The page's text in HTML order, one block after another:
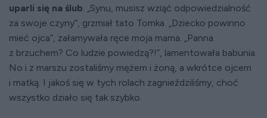
uparli się na ślub. „Synu, musisz wziąć odpowiedzialność
za swoje czyny”, grzmiał tato Tomka. „Dziecko powinno
mieć ojca”, załamywała ręce moja mama. „Panna
z brzuchem? Co ludzie powiedzą?!”, lamentowała babunia.
No i z marszu zostaliśmy mężem i żoną, a wkrótce ojcem
i matką. I jakoś się w tych rolach zagnieździliśmy, choć
wszystko działo się tak szybko.